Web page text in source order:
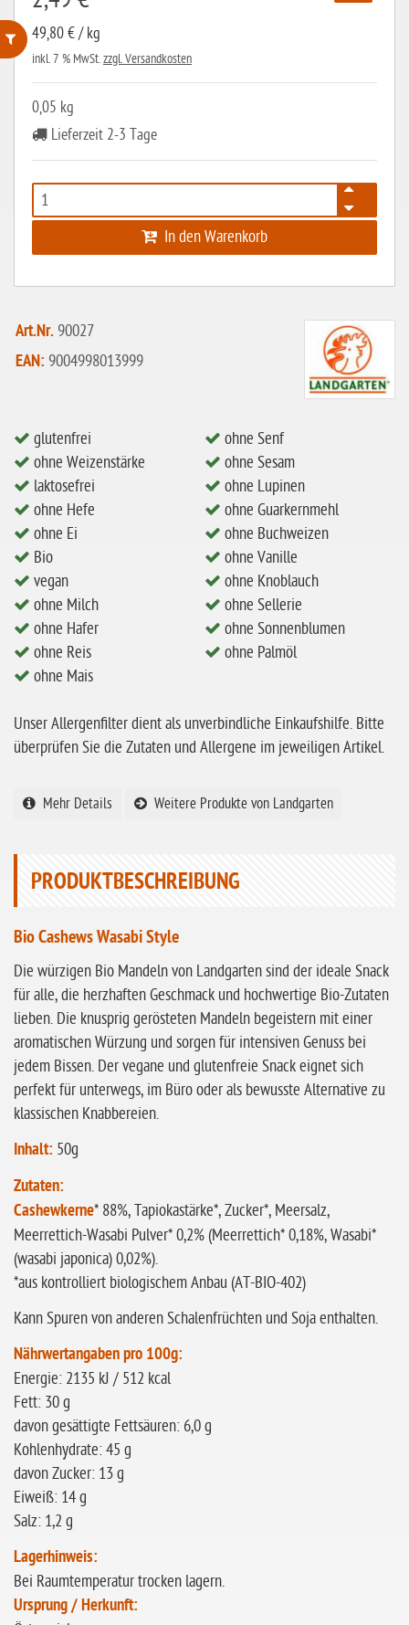
ohne Weizenstärke
laktosefrei
ohne Hefe
ohne Ei
ohne Soja
ohne Erdnüsse
ohne Milch
ohne Hafer
ohne Zuckerzusatz
ohne Reis
ohne Mais
ohne Senf
ohne Sesam
ohne Lupinen
ohne Buchweizen
ohne Knoblauch
glutenfrei
49,80 € / kg
inkl. 7 % MwSt.zzgl. Versandkosten
0,05 kg
Lieferzeit 2-3 Tage
In den Warenkorb
Art.Nr. 90027
EAN: 9004998013999
glutenfrei
ohne Weizenstärke
laktosefrei
ohne Hefe
ohne Ei
Bio
vegan
ohne Milch
ohne Hafer
ohne Reis
ohne Mais
ohne Senf
ohne Sesam
ohne Lupinen
ohne Guarkernmehl
ohne Buchweizen
ohne Vanille
ohne Knoblauch
ohne Sellerie
ohne Sonnenblumen
ohne Palmöl
Unser Allergenfilter dient als unverbindliche Einkaufshilfe. Bitte
überprüfen Sie die Zutaten und Allergene im jeweiligen Artikel.
Mehr Details Weitere Produkte von Landgarten
PRODUKTBESCHREIBUNG
Bio Cashews Wasabi Style
Die würzigen Bio Mandeln von Landgarten sind der ideale Snack
für alle, die herzhaften Geschmack und hochwertige Bio-Zutaten
lieben. Die knusprig gerösteten Mandeln begeistern mit einer
aromatischen Würzung und sorgen für intensiven Genuss bei
jedem Bissen. Der vegane und glutenfreie Snack eignet sich
perfekt für unterwegs, im Büro oder als bewusste Alternative zu
klassischen Knabbereien.
Inhalt: 50g
Zutaten:
Cashewkerne* 88%, Tapiokastärke*, Zucker*, Meersalz,
Meerrettich-Wasabi Pulver* 0,2% (Meerrettich* 0,18%, Wasabi*
(wasabi japonica) 0,02%).
*aus kontrolliert biologischem Anbau (AT-BIO-402)
Kann Spuren von anderen Schalenfrüchten und Soja enthalten.
Nährwertangaben pro 100g:
Energie: 2135 kJ / 512 kcal
Fett: 30 g
davon gesättigte Fettsäuren: 6,0 g
Kohlenhydrate: 45 g
davon Zucker: 13 g
Eiweiß: 14 g
Salz: 1,2 g
Lagerhinweis:
Bei Raumtemperatur trocken lagern.
Ursprung / Herkunft: